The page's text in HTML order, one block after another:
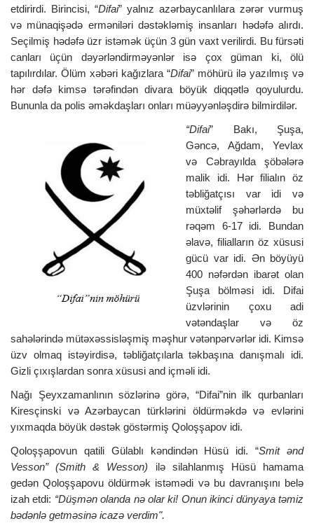
etdirirdi. Birincisi, “Difai” yalnız azərbaycanlılara zərər vurmuş
və münaqişədə erməniləri dəstəkləmiş insanları hədəfə alırdı.
Seçilmiş hədəfə üzr istəmək üçün 3 gün vaxt verilirdi. Bu fürsəti
canları üçün dəyərləndirməyənlər isə çox güman ki, ölü
tapılırdılar. Ölüm xəbəri kağızlara “Difai” möhürü ilə yazılmış və
hər dəfə kimsə tərəfindən divara böyük diqqətlə qoyulurdu.
Bununla da polis əməkdaşları onları müəyyənləşdirə bilmirdilər.
“Difai” Bakı, Şuşa,
Gəncə, Ağdam, Yevlax
və Cəbrayılda şöbələrə
malik idi. Hər filialın öz
təbliğatçısı var idi və
müxtəlif şəhərlərdə bu
rəqəm 6-17 idi. Bundan
əlavə, filialların öz xüsusi
gücü var idi. Ən böyüyü
400 nəfərdən ibarət olan
Şuşa bölməsi idi. Difai
üzvlərinin çoxu adi
vətəndaşlar və öz
sahələrində mütəxəssisləşmiş məşhur vətənpərvərlər idi. Kimsə
üzv olmaq istəyirdisə, təbliğatçılarla təkbaşına danışmalı idi.
Gizli çıxışlardan sonra xüsusi and içməli idi.
Nağı Şeyxzamanlının sözlərinə görə, “Difai”nin ilk qurbanları
Kiresçinski və Azərbaycan türklərini öldürməkdə və evlərini
yıxmaqda böyük dəstək göstərmiş Qoloşşapov idi.
Qoloşşapovun qatili Gülablı kəndindən Hüsü idi. “Smit ənd
Vesson” (Smith & Wesson) ilə silahlanmış Hüsü hamama
gedən Qoloşşapovu öldürmək istəmədi və bu davranışını belə
izah etdi: “Düşmən olanda nə olar ki! Onun ikinci dünyaya təmiz
bədənlə getməsinə icazə verdim".